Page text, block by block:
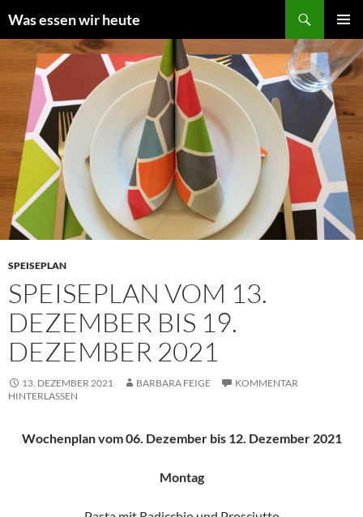
Inhalt
springen
Was essen wir heute
MENÜ
SPEISEPLAN
SPEISEPLAN VOM 13.
DEZEMBER BIS 19.
DEZEMBER 2021
13. DEZEMBER 2021 BARBARA FEIGE
KOMMENTAR
HINTERLASSEN
Wochenplan vom 06. Dezember bis 12. Dezember 2021
Montag